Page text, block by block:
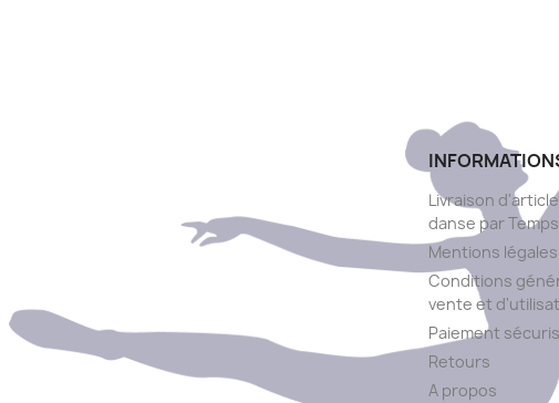
Livraison
danse par
Mentions légales
Conditions
vente et
Paiement
Retours
A propos